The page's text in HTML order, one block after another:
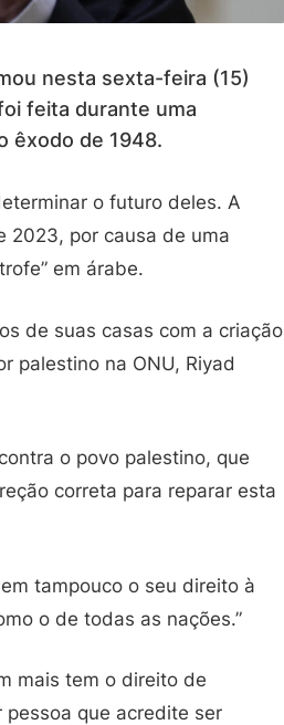
nesta sexta-feira (15)
feita durante uma
êxodo de 1948.
o futuro deles. A
2023, por causa de uma
em árabe.
de suas casas com a criação
palestino na ONU, Riyad
o povo palestino, que
correta para reparar esta
tampouco o seu direito à
o de todas as nações.”
mais tem o direito de
pessoa que acredite ser